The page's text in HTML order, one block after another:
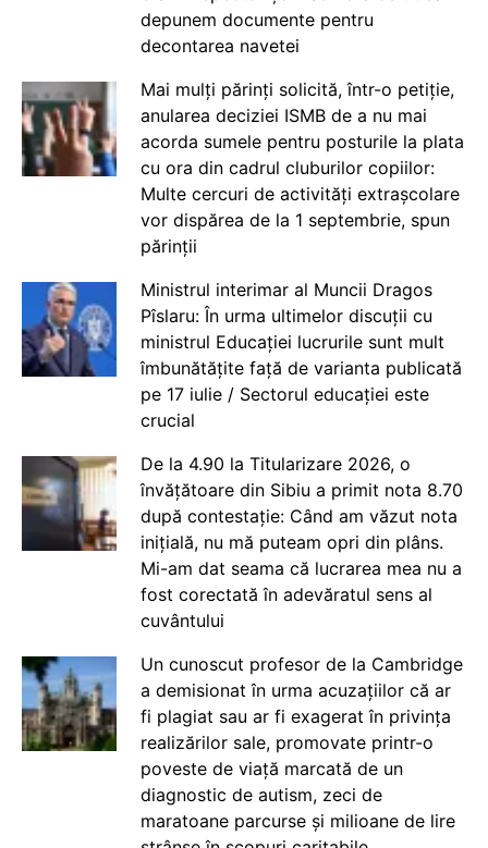
depunem documente pentru
decontarea navetei
Mai mulți părinți solicită, într-o petiție,
anularea deciziei ISMB de a nu mai
acorda sumele pentru posturile la plata
cu ora din cadrul cluburilor copiilor:
Multe cercuri de activități extrașcolare
vor dispărea de la 1 septembrie, spun
părinții
Ministrul interimar al Muncii Dragos
Pîslaru: În urma ultimelor discuții cu
ministrul Educației lucrurile sunt mult
îmbunătățite față de varianta publicată
pe 17 iulie / Sectorul educației este
crucial
De la 4.90 la Titularizare 2026, o
învățătoare din Sibiu a primit nota 8.70
după contestație: Când am văzut nota
inițială, nu mă puteam opri din plâns.
Mi-am dat seama că lucrarea mea nu a
fost corectată în adevăratul sens al
cuvântului
Un cunoscut profesor de la Cambridge
a demisionat în urma acuzațiilor că ar
fi plagiat sau ar fi exagerat în privința
realizărilor sale, promovate printr-o
poveste de viață marcată de un
diagnostic de autism, zeci de
maratoane parcurse și milioane de lire